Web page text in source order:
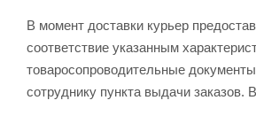
В момент доставки курьер
соответствие указанным
товаросопроводительные
сотруднику пункта выдачи заказов.